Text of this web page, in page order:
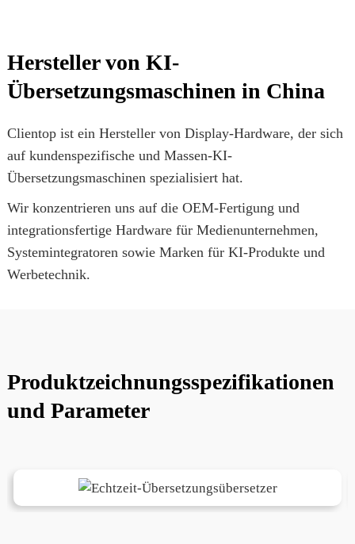
Hersteller von KI-
Übersetzungsmaschinen in China
Clientop ist ein Hersteller von Display-Hardware, der sich
auf kundenspezifische und Massen-KI-
Übersetzungsmaschinen spezialisiert hat.
Wir konzentrieren uns auf die OEM-Fertigung und
integrationsfertige Hardware für Medienunternehmen,
Systemintegratoren sowie Marken für KI-Produkte und
Werbetechnik.
Produktzeichnungsspezifikationen
und Parameter